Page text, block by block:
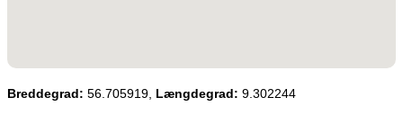
Breddegrad: 56.705919, Længdegrad: 9.302244